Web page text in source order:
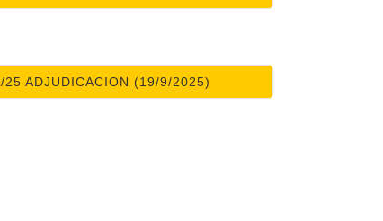
ADJUDICACION (19/9/2025)